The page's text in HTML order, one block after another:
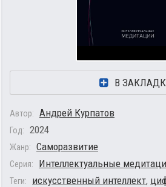
В
Автор: Андрей Курпатов
Год: 2024
Жанр: Саморазвитие
Серия: Интеллектуальные
Теги: искусственный интеллект,